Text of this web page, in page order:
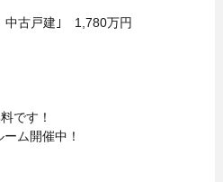
中古戸建｣ 1,780万円
です！
ム開催中！